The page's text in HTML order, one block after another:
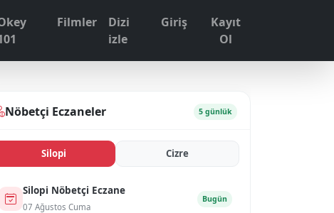
Filmler
Dizi
izle
Giriş
Kayıt
Ol
Nöbetçi Eczaneler 5 günlük
Si̇lopi̇ Ci̇zre
Si̇lopi̇ Nöbetçi Eczane
07 Ağustos Cuma
Bugün